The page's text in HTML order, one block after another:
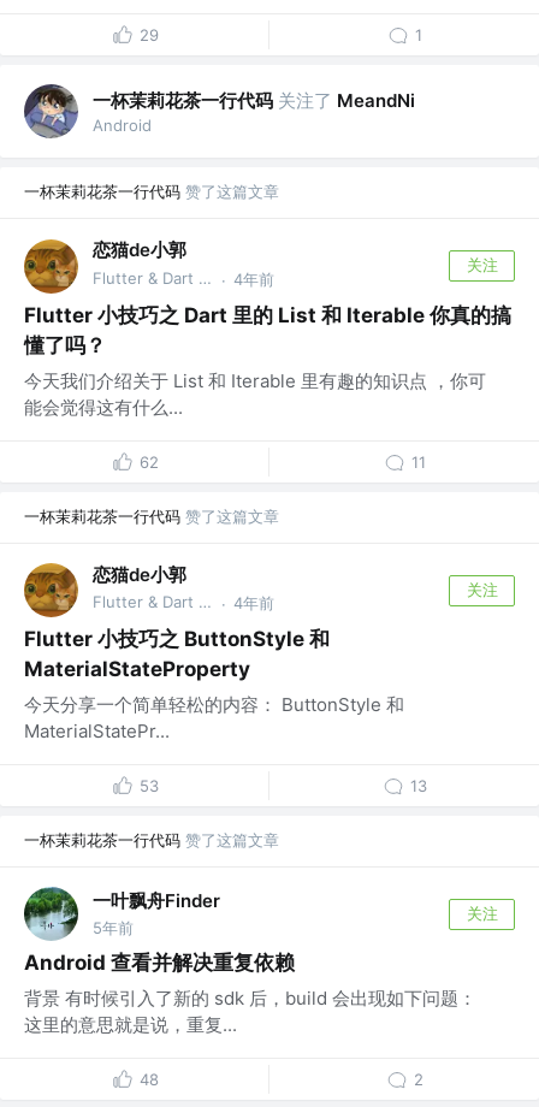
29 1
一杯茉莉花茶一行代码 关注了 MeandNi
Android
一杯茉莉花茶一行代码 赞了这篇文章
恋猫de小郭
Flutter & Dart GDE @🏆 掘金签约作者 · 4年前
关注
Flutter 小技巧之 Dart 里的 List 和 Iterable 你真的搞
懂了吗？
今天我们介绍关于 List 和 Iterable 里有趣的知识点 ，你可
能会觉得这有什么...
62 11
一杯茉莉花茶一行代码 赞了这篇文章
恋猫de小郭
Flutter & Dart GDE @🏆 掘金签约作者 · 4年前
关注
Flutter 小技巧之 ButtonStyle 和
MaterialStateProperty
今天分享一个简单轻松的内容： ButtonStyle 和
MaterialStatePr...
53 13
一杯茉莉花茶一行代码 赞了这篇文章
一叶飘舟Finder
5年前
关注
Android 查看并解决重复依赖
背景 有时候引入了新的 sdk 后，build 会出现如下问题：
这里的意思就是说，重复...
48 2